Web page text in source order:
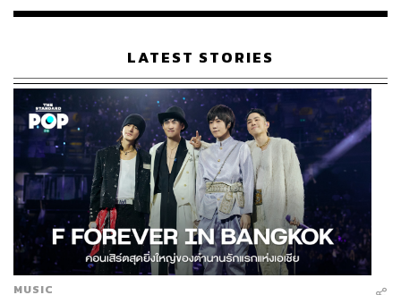
เรือนไทยที่ถูกซุกไว้
LATEST STORIES
MUSIC